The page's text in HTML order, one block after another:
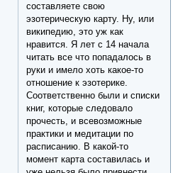
составляете свою
эзотерическую карту. Ну, или
википедию, это уж как
нравится. Я лет с 14 начала
читать все что попадалось в
руки и имело хоть какое-то
отношение к эзотерике.
Соответственно были и списки
книг, которые следовало
прочесть, и всевозможные
практики и медитации по
расписанию. В какой-то
момент карта составилась и